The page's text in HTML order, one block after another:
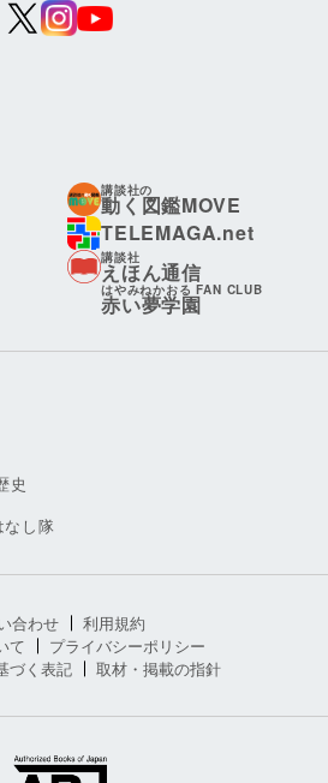
講談社の
動く図鑑MOVE
TELEMAGA.net
講談社
えほん通信
はやみねかおる FAN CLUB
赤い夢学園
史
し隊
合わせ
利用規約
て
プライバシーポリシー
づく表記
取材・掲載の指針